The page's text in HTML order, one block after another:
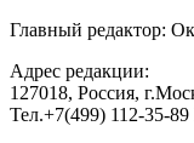
Главный редактор:
Адрес редакции:
127018, Россия,
Тел.+7(499) 112-35-